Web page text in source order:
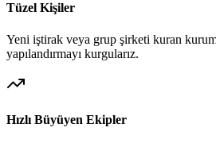
Tüzel Kişiler
Yeni iştirak veya grup şirketi kuran
yapılandırmayı kurgularız.
Hızlı Büyüyen Ekipler